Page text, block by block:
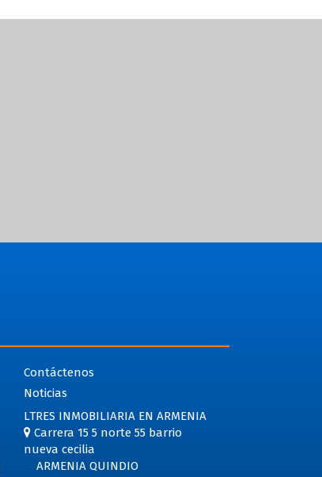
Contáctenos
Noticias
LTRES INMOBILIARIA EN ARMENIA
Carrera 15 5 norte 55 barrio
nueva cecilia
ARMENIA QUINDIO